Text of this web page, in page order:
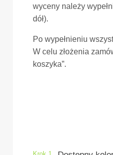
wyceny należy
dół).
Po wypełnieniu
W celu złożenia
koszyka”.